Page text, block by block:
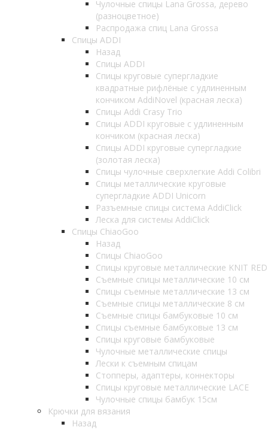
Чулочные спицы Lana Grossa, дерево
(разноцветное)
Распродажа спиц Lana Grossa
Спицы ADDI
Назад
Спицы ADDI
Спицы круговые супергладкие
квадратные рифлёные с удлиненным
кончиком AddiNovel (красная леска)
Спицы Addi Crasy Trio
Спицы ADDI круговые с удлиненным
кончиком (красная леска)
Спицы ADDI круговые супергладкие
(золотая леска)
Спицы чулочные сверхлегкие Addi Colibri
Спицы металлические круговые
супергладкие ADDI Unicorn
Разъемные спицы система AddiClick
Леска для системы AddiClick
Спицы ChiaoGoo
Назад
Спицы ChiaoGoo
Спицы круговые металлические KNIT RED
Съемные спицы металлические 10 см
Спицы съемные металлические 13 см
Съемные спицы металлические 8 см
Съемные спицы бамбуковые 10 см
Спицы съемные бамбуковые 13 см
Спицы круговые бамбуковые
Чулочные металлические спицы
Лески к съемным спицам
Стопперы, адаптеры, коннекторы
Спицы круговые металлические LACE
Чулочные спицы бамбук 15см
Крючки для вязания
Назад